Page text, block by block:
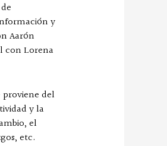
y
Aarón
con Lorena
del
y la
el
etc.